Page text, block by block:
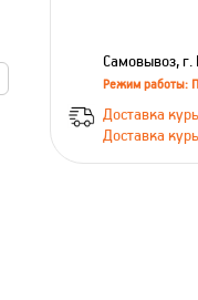
Самовывоз, г.
Режим работы:
Доставка
Доставка